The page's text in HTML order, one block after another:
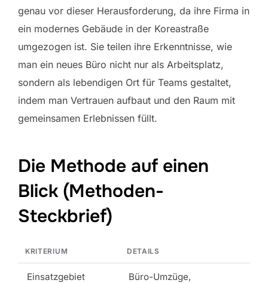
genau vor dieser Herausforderung, da ihre Firma in
ein modernes Gebäude in der Koreastraße
umgezogen ist. Sie teilen ihre Erkenntnisse, wie
man ein neues Büro nicht nur als Arbeitsplatz,
sondern als lebendigen Ort für Teams gestaltet,
indem man Vertrauen aufbaut und den Raum mit
gemeinsamen Erlebnissen füllt.
Die Methode auf einen
Blick (Methoden-
Steckbrief)
KRITERIUM DETAILS
Einsatzgebiet
Büro-Umzüge,